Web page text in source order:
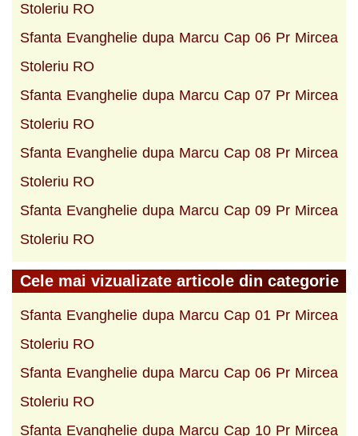
Stoleriu RO
Sfanta Evanghelie dupa Marcu Cap 06 Pr Mircea
Stoleriu RO
Sfanta Evanghelie dupa Marcu Cap 07 Pr Mircea
Stoleriu RO
Sfanta Evanghelie dupa Marcu Cap 08 Pr Mircea
Stoleriu RO
Sfanta Evanghelie dupa Marcu Cap 09 Pr Mircea
Stoleriu RO
Cele mai vizualizate articole din categorie
Sfanta Evanghelie dupa Marcu Cap 01 Pr Mircea
Stoleriu RO
Sfanta Evanghelie dupa Marcu Cap 06 Pr Mircea
Stoleriu RO
Sfanta Evanghelie dupa Marcu Cap 10 Pr Mircea